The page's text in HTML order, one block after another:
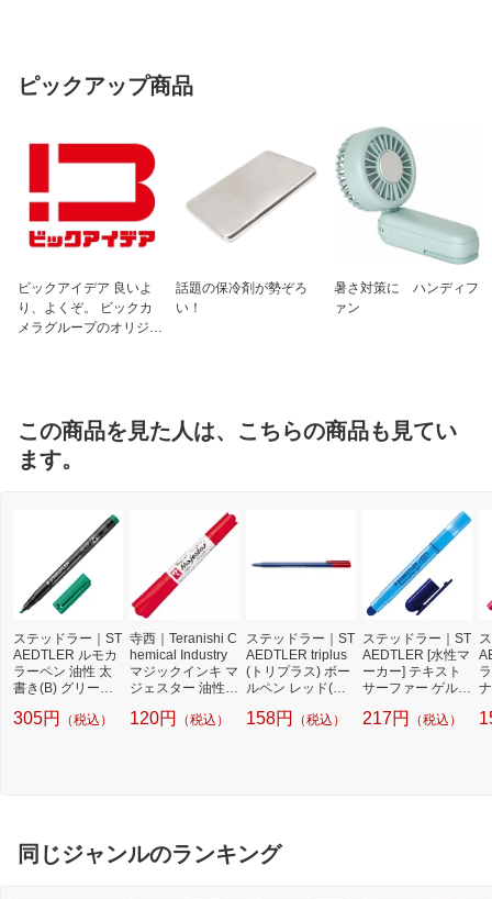
ピックアップ商品
ビックアイデア 良いよ
り、よくぞ。 ビックカ
メラグループのオリジナ
話題の保冷剤が勢ぞろ
い！
暑さ対策に ハンディフ
ァン
この商品を見た人は、こちらの商品も見てい
ます。
ステッドラー｜ST
AEDTLER ルモカ
ラーペン 油性 太
書き(B) グリーン
305円 （税込）
寺西｜Teranishi C
hemical Industry
マジックインキ マ
ジェスター 油性マ
太書き両用 赤 MM
120円 （税込）
ステッドラー｜ST
AEDTLER triplus
(トリプラス) ボー
ルペン レッド(イ
37F-2 [0.7mm]
158円 （税込）
ステッドラー｜ST
AEDTLER [水性マ
ーカー] テキスト
サーファー ゲル
217円 （税込）
同じジャンルのランキング